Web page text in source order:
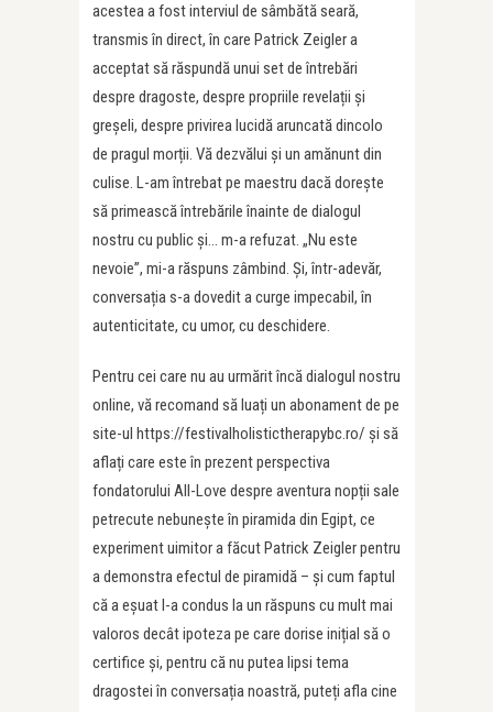
acestea a fost interviul de sâmbătă seară,
transmis în direct, în care Patrick Zeigler a
acceptat să răspundă unui set de întrebări
despre dragoste, despre propriile revelații și
greșeli, despre privirea lucidă aruncată dincolo
de pragul morții. Vă dezvălui și un amănunt din
culise. L-am întrebat pe maestru dacă dorește
să primească întrebările înainte de dialogul
nostru cu public și… m-a refuzat. „Nu este
nevoie”, mi-a răspuns zâmbind. Și, într-adevăr,
conversația s-a dovedit a curge impecabil, în
autenticitate, cu umor, cu deschidere.
Pentru cei care nu au urmărit încă dialogul nostru
online, vă recomand să luați un abonament de pe
site-ul https://festivalholistictherapybc.ro/ și să
aflați care este în prezent perspectiva
fondatorului All-Love despre aventura nopții sale
petrecute nebunește în piramida din Egipt, ce
experiment uimitor a făcut Patrick Zeigler pentru
a demonstra efectul de piramidă – și cum faptul
că a eșuat l-a condus la un răspuns cu mult mai
valoros decât ipoteza pe care dorise inițial să o
certifice și, pentru că nu putea lipsi tema
dragostei în conversația noastră, puteți afla cine